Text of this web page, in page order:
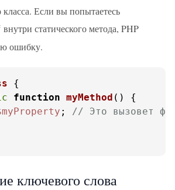
класса. Если вы попытаетесь
внутри статического метода, PHP
ошибку.
function myMethod ( )
; // Это вызовет
ключевого слова